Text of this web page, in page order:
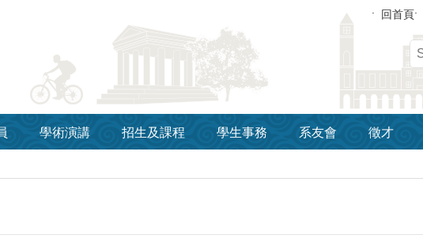
回首頁
學術演講 招生及課程 學生事務 系友會 徵才